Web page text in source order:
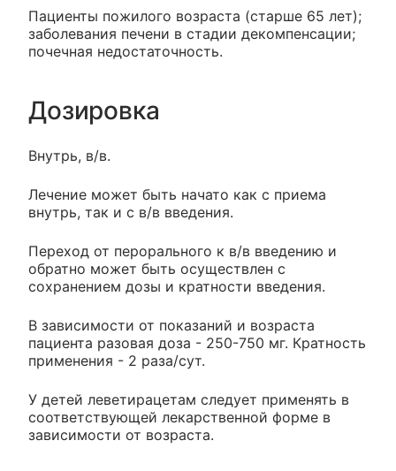
Пациенты пожилого возраста (старше 65 лет);
заболевания печени в стадии декомпенсации;
почечная недостаточность.
Дозировка
Внутрь, в/в.
Лечение может быть начато как с приема
внутрь, так и с в/в введения.
Переход от перорального к в/в введению и
обратно может быть осуществлен с
сохранением дозы и кратности введения.
В зависимости от показаний и возраста
пациента разовая доза - 250-750 мг. Кратность
применения - 2 раза/сут.
У детей леветирацетам следует применять в
соответствующей лекарственной форме в
зависимости от возраста.